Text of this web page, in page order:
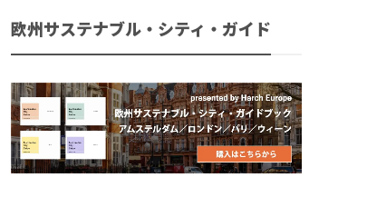
欧州サステナブル・シティ・ガイド